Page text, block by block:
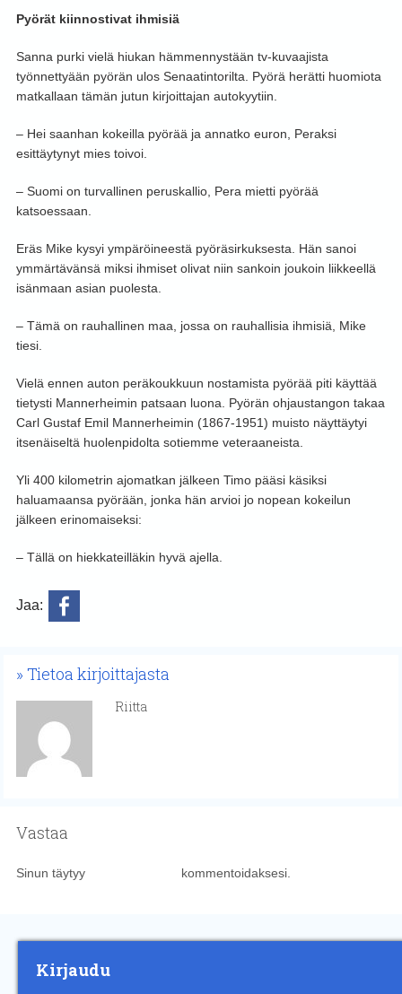
Pyörät kiinnostivat ihmisiä
Sanna purki vielä hiukan hämmennystään tv-kuvaajista
työnnettyään pyörän ulos Senaatintorilta. Pyörä herätti huomiota
matkallaan tämän jutun kirjoittajan autokyytiin.
– Hei saanhan kokeilla pyörää ja annatko euron, Peraksi
esittäytynyt mies toivoi.
– Suomi on turvallinen peruskallio, Pera mietti pyörää
katsoessaan.
Eräs Mike kysyi ympäröineestä pyöräsirkuksesta. Hän sanoi
ymmärtävänsä miksi ihmiset olivat niin sankoin joukoin liikkeellä
isänmaan asian puolesta.
– Tämä on rauhallinen maa, jossa on rauhallisia ihmisiä, Mike
tiesi.
Vielä ennen auton peräkoukkuun nostamista pyörää piti käyttää
tietysti Mannerheimin patsaan luona. Pyörän ohjaustangon takaa
Carl Gustaf Emil Mannerheimin (1867-1951) muisto näyttäytyi
itsenäiseltä huolenpidolta sotiemme veteraaneista.
Yli 400 kilometrin ajomatkan jälkeen Timo pääsi käsiksi
haluamaansa pyörään, jonka hän arvioi jo nopean kokeilun
jälkeen erinomaiseksi:
– Tällä on hiekkateilläkin hyvä ajella.
Jaa:
Tietoa kirjoittajasta
Riitta
Vastaa
Sinun täytyy kommentoidaksesi.
Kirjaudu